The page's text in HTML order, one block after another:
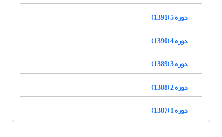
دوره 5 (1391)
دوره 4 (1390)
دوره 3 (1389)
دوره 2 (1388)
دوره 1 (1387)